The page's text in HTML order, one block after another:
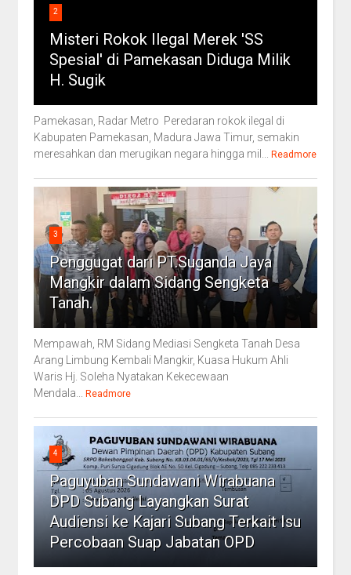
2
Misteri Rokok Ilegal Merek 'SS
Spesial' di Pamekasan Diduga Milik
H. Sugik
Pamekasan, Radar Metro Peredaran rokok ilegal di
Kabupaten Pamekasan, Madura Jawa Timur, semakin
meresahkan dan merugikan negara hingga mil...
Readmore
3
Penggugat dari PT.Suganda Jaya
Mangkir dalam Sidang Sengketa
Tanah.
Mempawah, RM Sidang Mediasi Sengketa Tanah Desa
Arang Limbung Kembali Mangkir, Kuasa Hukum Ahli
Waris Hj. Soleha Nyatakan Kekecewaan
Mendala...
Readmore
4
Paguyuban Sundawani Wirabuana
DPD Subang Layangkan Surat
Audiensi ke Kajari Subang Terkait Isu
Percobaan Suap Jabatan OPD